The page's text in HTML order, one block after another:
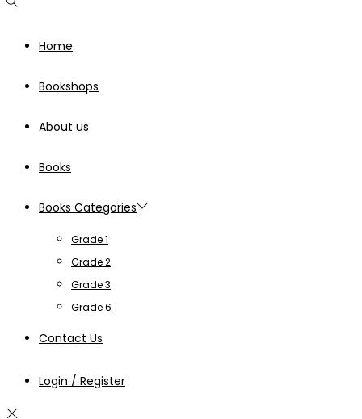
Home
Bookshops
About us
Books
Books Categories
Grade 1
Grade 2
Grade 3
Grade 6
Contact Us
Login / Register